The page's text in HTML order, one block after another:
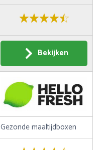
Bekijken
Gezonde maaltijdboxen